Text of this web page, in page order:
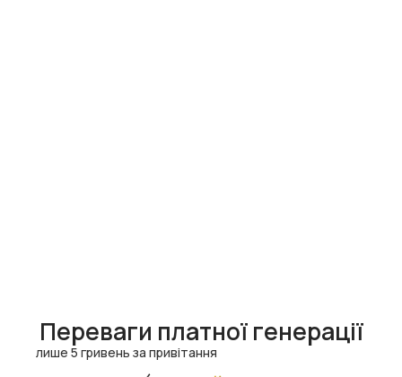
Переваги платної генерації
лише 5 гривень за привітання